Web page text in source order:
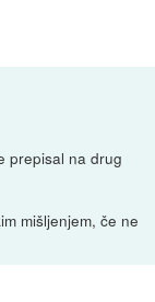
prepisal na drug
mišljenjem, če ne